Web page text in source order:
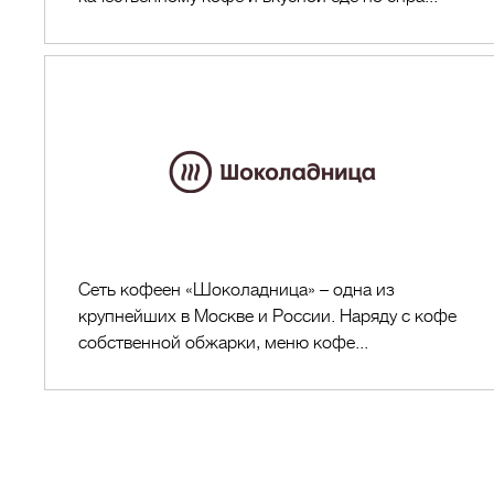
Сеть кофеен «Шоколадница» – одна из
крупнейших в Москве и России. Наряду с кофе
собственной обжарки, меню кофе...